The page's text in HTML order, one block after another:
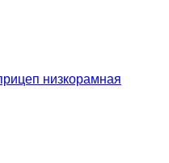
низкорамная